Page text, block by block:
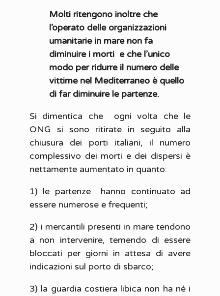
Molti ritengono inoltre che
l’operato delle organizzazioni
umanitarie in mare non fa
diminuire i morti e che l’unico
modo per ridurre il numero delle
vittime nel Mediterraneo è quello
di far diminuire le partenze.
Si dimentica che ogni volta che le
ONG si sono ritirate in seguito alla
chiusura dei porti italiani, il numero
complessivo dei morti e dei dispersi è
nettamente aumentato in quanto:
1) le partenze hanno continuato ad
essere numerose e frequenti;
2) i mercantili presenti in mare tendono
a non intervenire, temendo di essere
bloccati per giorni in attesa di avere
indicazioni sul porto di sbarco;
3) la guardia costiera libica non ha né i